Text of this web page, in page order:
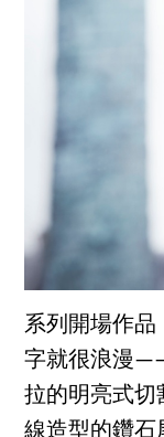
系列開場作品
字就很浪漫
拉的明亮式切
線造型的鑽石